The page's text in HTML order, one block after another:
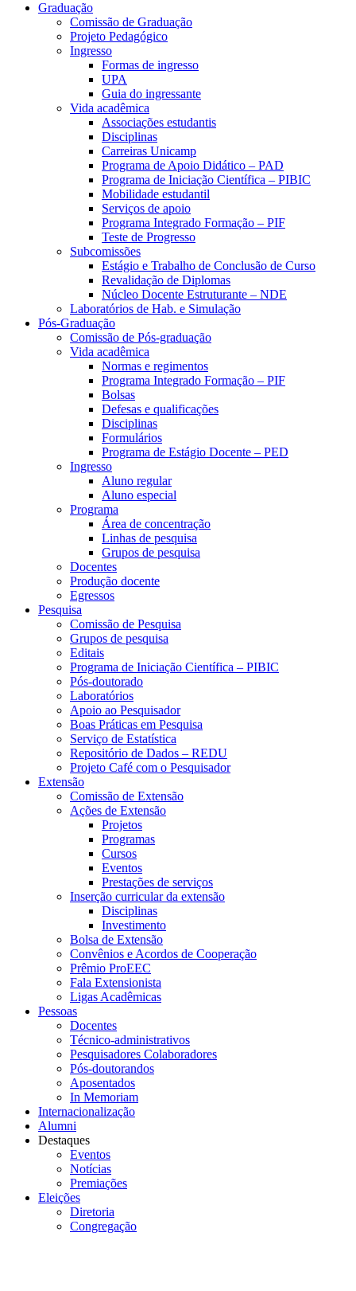
Graduação
Comissão de Graduação
Projeto Pedagógico
Ingresso
Formas de ingresso
UPA
Guia do ingressante
Vida acadêmica
Associações estudantis
Disciplinas
Carreiras Unicamp
Programa de Apoio Didático – PAD
Programa de Iniciação Científica – PIBIC
Mobilidade estudantil
Serviços de apoio
Programa Integrado Formação – PIF
Teste de Progresso
Subcomissões
Estágio e Trabalho de Conclusão de Curso
Revalidação de Diplomas
Núcleo Docente Estruturante – NDE
Laboratórios de Hab. e Simulação
Pós-Graduação
Comissão de Pós-graduação
Vida acadêmica
Normas e regimentos
Programa Integrado Formação – PIF
Bolsas
Defesas e qualificações
Disciplinas
Formulários
Programa de Estágio Docente – PED
Ingresso
Aluno regular
Aluno especial
Programa
Área de concentração
Linhas de pesquisa
Grupos de pesquisa
Docentes
Produção docente
Egressos
Pesquisa
Comissão de Pesquisa
Grupos de pesquisa
Editais
Programa de Iniciação Científica – PIBIC
Pós-doutorado
Laboratórios
Apoio ao Pesquisador
Boas Práticas em Pesquisa
Serviço de Estatística
Repositório de Dados – REDU
Projeto Café com o Pesquisador
Extensão
Comissão de Extensão
Ações de Extensão
Projetos
Programas
Cursos
Eventos
Prestações de serviços
Inserção curricular da extensão
Disciplinas
Investimento
Bolsa de Extensão
Convênios e Acordos de Cooperação
Prêmio ProEEC
Fala Extensionista
Ligas Acadêmicas
Pessoas
Docentes
Técnico-administrativos
Pesquisadores Colaboradores
Pós-doutorandos
Aposentados
In Memoriam
Internacionalização
Alumni
Destaques
Eventos
Notícias
Premiações
Eleições
Diretoria
Congregação